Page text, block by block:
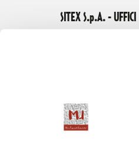
SITEX S.p.A. - UFFICI
Fax +39 02 66111335
info@milanounica.it